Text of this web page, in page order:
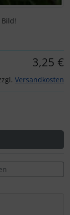
3,25 €
Versandkosten